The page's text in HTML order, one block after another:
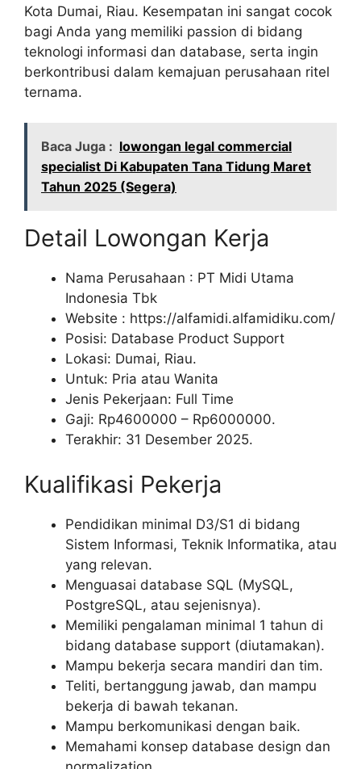
Kota Dumai, Riau. Kesempatan ini sangat cocok
bagi Anda yang memiliki passion di bidang
teknologi informasi dan database, serta ingin
berkontribusi dalam kemajuan perusahaan ritel
ternama.
Baca Juga : lowongan legal commercial
specialist Di Kabupaten Tana Tidung Maret
Tahun 2025 (Segera)
Detail Lowongan Kerja
Nama Perusahaan : PT Midi Utama
Indonesia Tbk
Website : https://alfamidi.alfamidiku.com/
Posisi: Database Product Support
Lokasi: Dumai, Riau.
Untuk: Pria atau Wanita
Jenis Pekerjaan: Full Time
Gaji: Rp4600000 – Rp6000000.
Terakhir: 31 Desember 2025.
Kualifikasi Pekerja
Pendidikan minimal D3/S1 di bidang
Sistem Informasi, Teknik Informatika, atau
yang relevan.
Menguasai database SQL (MySQL,
PostgreSQL, atau sejenisnya).
Memiliki pengalaman minimal 1 tahun di
bidang database support (diutamakan).
Mampu bekerja secara mandiri dan tim.
Teliti, bertanggung jawab, dan mampu
bekerja di bawah tekanan.
Mampu berkomunikasi dengan baik.
Memahami konsep database design dan